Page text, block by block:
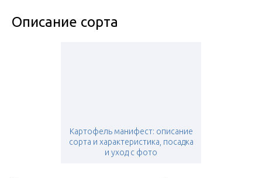
Описание сорта
Картофель манифест: описание
сорта и характеристика, посадка
и уход с фото